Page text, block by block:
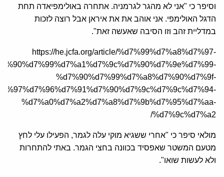
וסיפר כי "אני לא מהגר לגרמניה. אתחרה באולימפיאדה תחת
הדגל האולימפי. אני אוהב את את איראן אבל רוצה לזכות
במדליית זהב וזו הסיבה שאעשה זאת".
https://he.jcfa.org/article/%d7%99%d7%a8%d7%97-
%d7%90%d7%99%d7%a8%d7%90%d7%9f-
%d7%a0%d7%a2%d7%a8%d7%9b%d7%95%d7%aa-
%d7%9c%d7%a2/
מולאי סיפר כי "אחרי ששגיא מוקי עלה לגמר, הפעילו עלי לחץ
מטעם המשטר שאפסיד בכוונה בחצי הגמר. באתי להתחרות
ולא לעשות שואו".